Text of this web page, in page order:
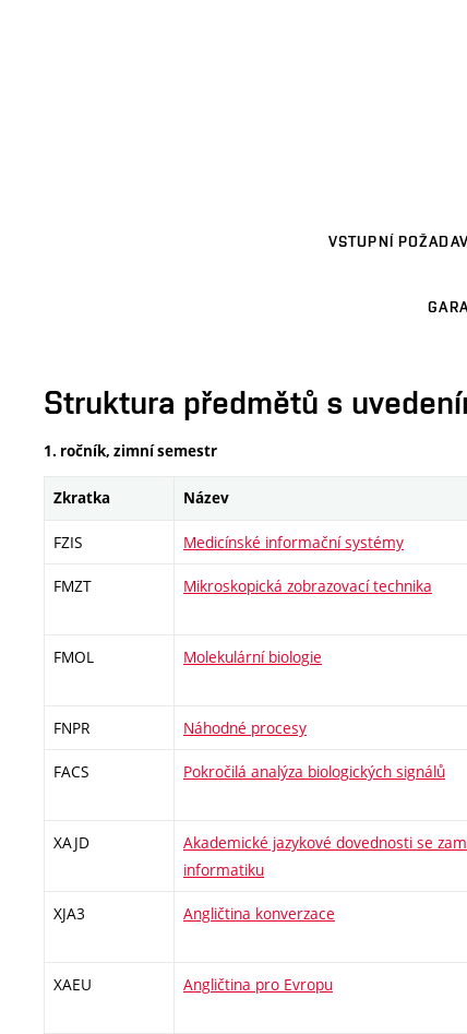
VSTUPNÍ
Struktura předmětů s
1. ročník, zimní semestr
Zkratka Název
FZIS Medicínské informační systémy
FMZT Mikroskopická zobrazovací technika
FMOL Molekulární biologie
FNPR Náhodné procesy
FACS Pokročilá analýza biologických signálů
XAJD
Akademické jazykové dovednosti se
informatiku
XJA3 Angličtina konverzace
XAEU Angličtina pro Evropu